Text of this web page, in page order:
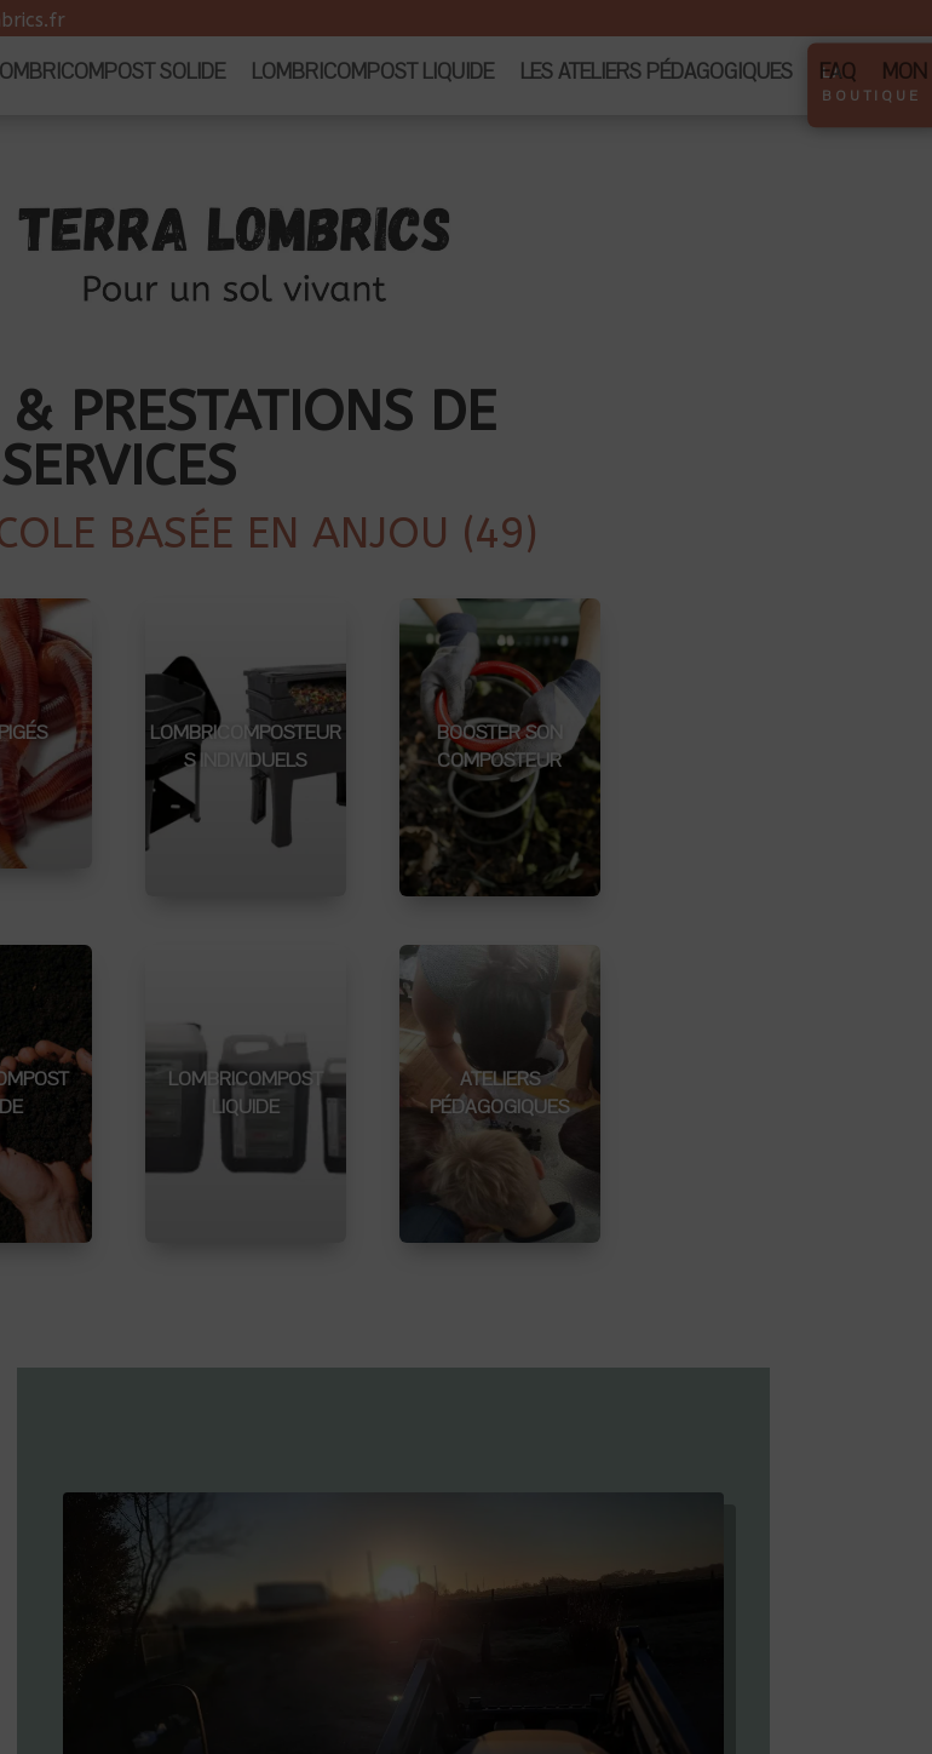
SOLIDE LOMBRICOMPOST LIQUIDE LES ATELIERS PÉDAGOGIQUES FAQ MON
LA
BOUTIQUE
PRESTATIONS DE
SERVICES
BASÉE EN ANJOU (49)
LOMBRICOMPOSTEUR
S INDIVIDUELS
BOOSTER SON
COMPOSTEUR
LOMBRICOMPOST
LIQUIDE
ATELIERS
PÉDAGOGIQUES